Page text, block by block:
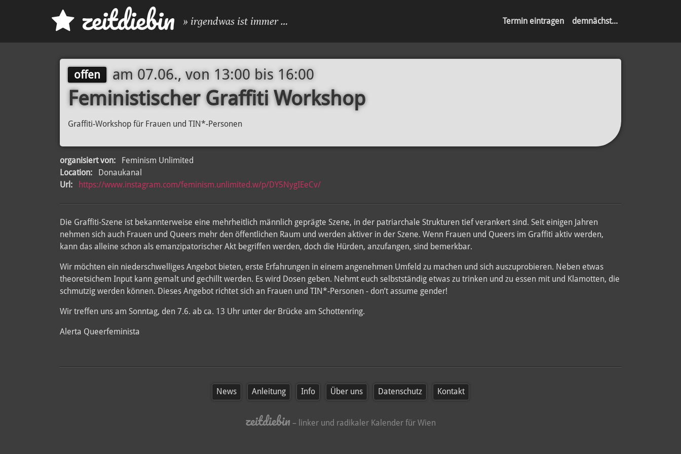
zeitdiebin » irgendwas ist immer … Termin eintragen demnächst...
offen am 07.06., von 13:00 bis 16:00
Feministischer Graffiti Workshop
Graffiti-Workshop für Frauen und TIN*-Personen
organisiert von:
Feminism Unlimited
Location:
Donaukanal
Url:
https://www.instagram.com/feminism.unlimited.w/p/DY5NygIEeCv/
Die Graffiti-Szene ist bekannterweise eine mehrheitlich männlich geprägte Szene, in der patriarchale Strukturen tief verankert sind. Seit einigen Jahren
nehmen sich auch Frauen und Queers mehr den öffentlichen Raum und werden aktiver in der Szene. Wenn Frauen und Queers im Graffiti aktiv werden,
kann das alleine schon als emanzipatorischer Akt begriffen werden, doch die Hürden, anzufangen, sind bemerkbar.
Wir möchten ein niederschwelliges Angebot bieten, erste Erfahrungen in einem angenehmen Umfeld zu machen und sich auszuprobieren. Neben etwas
theoretsichem Input kann gemalt und gechillt werden. Es wird Dosen geben. Nehmt euch selbstständig etwas zu trinken und zu essen mit und Klamotten, die
schmutzig werden können. Dieses Angebot richtet sich an Frauen und TIN*-Personen - don’t assume gender!
Wir treffen uns am Sonntag, den 7.6. ab ca. 13 Uhr unter der Brücke am Schottenring.
Alerta Queerfeminista
News Anleitung Info Über uns Datenschutz Kontakt
zeitdiebin – linker und radikaler Kalender für Wien